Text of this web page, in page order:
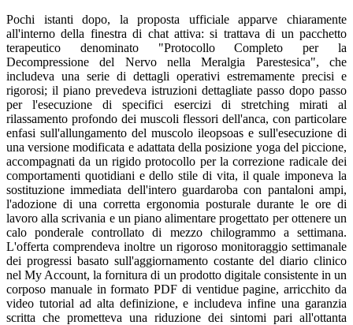
Pochi istanti dopo, la proposta ufficiale apparve chiaramente
all'interno della finestra di chat attiva: si trattava di un pacchetto
terapeutico denominato "Protocollo Completo per la
Decompressione del Nervo nella Meralgia Parestesica", che
includeva una serie di dettagli operativi estremamente precisi e
rigorosi; il piano prevedeva istruzioni dettagliate passo dopo passo
per l'esecuzione di specifici esercizi di stretching mirati al
rilassamento profondo dei muscoli flessori dell'anca, con particolare
enfasi sull'allungamento del muscolo ileopsoas e sull'esecuzione di
una versione modificata e adattata della posizione yoga del piccione,
accompagnati da un rigido protocollo per la correzione radicale dei
comportamenti quotidiani e dello stile di vita, il quale imponeva la
sostituzione immediata dell'intero guardaroba con pantaloni ampi,
l'adozione di una corretta ergonomia posturale durante le ore di
lavoro alla scrivania e un piano alimentare progettato per ottenere un
calo ponderale controllato di mezzo chilogrammo a settimana.
L'offerta comprendeva inoltre un rigoroso monitoraggio settimanale
dei progressi basato sull'aggiornamento costante del diario clinico
nel My Account, la fornitura di un prodotto digitale consistente in un
corposo manuale in formato PDF di ventidue pagine, arricchito da
video tutorial ad alta definizione, e includeva infine una garanzia
scritta che prometteva una riduzione dei sintomi pari all'ottanta